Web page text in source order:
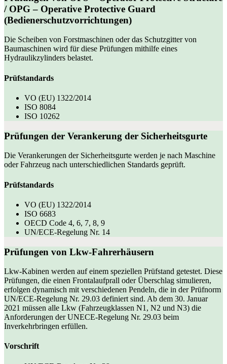
/OPG– Operative Protective Guard
(Bedienerschutzvorrichtungen)
Die Scheiben von Forstmaschinen oder das Schutzgitter von
Baumaschinen wird für diese Prüfungen mithilfe eines
Hydraulikzylinders belastet.
Prüfstandards
VO (EU) 1322/2014
ISO 8084
ISO 10262
Prüfungen der Verankerung der Sicherheitsgurte
Die Verankerungen der Sicherheitsgurte werden je nach Maschine
oder Fahrzeug nach unterschiedlichen Standards geprüft.
Prüfstandards
VO (EU) 1322/2014
ISO 6683
OECD Code 4, 6, 7, 8, 9
UN/ECE-Regelung Nr. 14
Prüfungen von Lkw-Fahrerhäusern
Lkw-Kabinen werden auf einem speziellen Prüfstand getestet. Diese
Prüfungen, die einen Frontalaufprall oder Überschlag simulieren,
erfolgen dynamisch mit verschiedenen Pendeln, die in der Prüfnorm
UN/ECE-Regelung Nr. 29.03 definiert sind. Ab dem 30. Januar
2021 müssen alle Lkw (Fahrzeugklassen N1, N2 und N3) die
Anforderungen der UNECE-Regelung Nr. 29.03 beim
Inverkehrbringen erfüllen.
Vorschrift